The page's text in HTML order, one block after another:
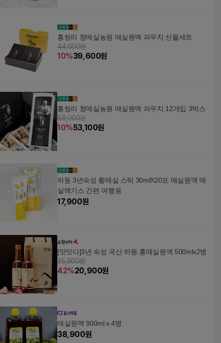
홍쌍리 청매실농원 매실원액 파우치 선물세트
44,000원
10%39,600원
홍쌍리 청매실농원 매실원액 파우치 12개입 3박스
59,000원
10%53,100원
하동 3년숙성 황매실 스틱 30mlX20포 매실원액 매
실액기스 간편 여행용
17,900원
[맛잇다]3년 숙성 국산 하동 홍매실원액 500mlx2병
35,900원
42%20,900원
매실원액 900ml x 4병
38,900원